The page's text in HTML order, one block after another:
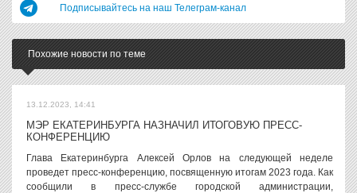
Подписывайтесь на наш Телеграм-канал
Похожие новости по теме
13.12.2023, 14:41
МЭР ЕКАТЕРИНБУРГА НАЗНАЧИЛ ИТОГОВУЮ ПРЕСС-
КОНФЕРЕНЦИЮ
Глава Екатеринбурга Алексей Орлов на следующей неделе
проведет пресс-конференцию, посвященную итогам 2023 года. Как
сообщили в пресс-службе городской администрации,